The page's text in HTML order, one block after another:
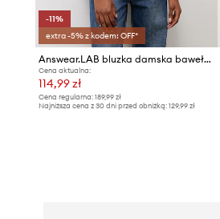
-11%
extra -5% z kodem: OFF*
Answear.LAB bluzka damska bawełniana
Cena aktualna:
114,99 zł
Cena regularna: 189,99 zł
Najniższa cena z 30 dni przed obniżką: 129,99 zł